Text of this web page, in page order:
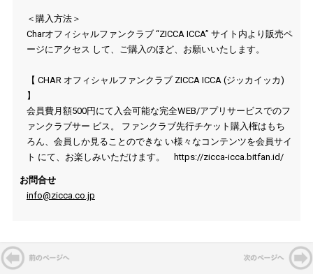
＜購入方法＞
Charオフィシャルファンクラブ “ZICCA ICCA” サイト内より販売ペ
ージにアクセス して、ご購入のほど、お願いいたします。
【 CHAR オフィシャルファンクラブ ZICCA ICCA (ジッカイッカ)
】
会員費月額500円にて入会可能な完全WEB/アプリサービスでのフ
ァンクラブサー ビス。 ファンクラブ先行チケット購入権はもち
ろん、会員しか見ることのできな い様々なコンテンツを会員サイ
ト にて、お楽しみいただけます。
https://zicca-icca.bitfan.id/
お問合せ
info@zicca.co.jp